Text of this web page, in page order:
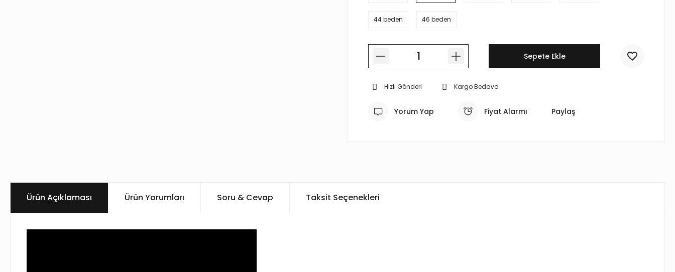
44 beden 46 beden
Sepete Ekle
Hızlı Gönderi Kargo Bedava
Yorum Yap Fiyat Alarmı Paylaş
Ürün Açıklaması Ürün Yorumları Soru & Cevap Taksit Seçenekleri